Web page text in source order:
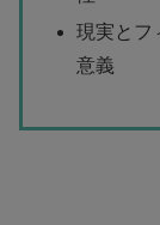
現実とフ
意義